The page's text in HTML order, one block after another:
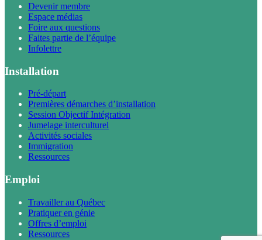
Devenir membre
Espace médias
Foire aux questions
Faites partie de l’équipe
Infolettre
Installation
Pré-départ
Premières démarches d’installation
Session Objectif Intégration
Jumelage interculturel
Activités sociales
Immigration
Ressources
Emploi
Travailler au Québec
Pratiquer en génie
Offres d’emploi
Ressources